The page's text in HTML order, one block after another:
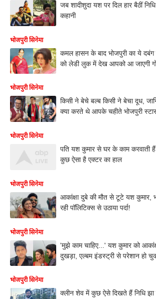
जब शादीशुदा यश पर दिल हार बैठीं
कहानी
भोजपुरी सिनेमा
कमल हासन के बाद भोजपुरी का ये दबंग
को लेडी लुक में देख आपको आ जाएगी
भोजपुरी सिनेमा
किसी ने बेचे बल्ब किसी ने बेचा दूध,
क्या करते थे आपके चहीते भोजपुरी
भोजपुरी सिनेमा
पति यश कुमार से घर के काम करवाती हैं
कुछ ऐसा है एक्टर का हाल
भोजपुरी सिनेमा
आकांक्षा दुबे की मौत से टूटे यश कुमार,
रही पॉलिटिक्स से उठाया पर्दा!
भोजपुरी सिनेमा
'मुझे काम चाहिए...' यश कुमार को
दुखड़ा, एल्बम इंडस्ट्री से परेशान हो
भोजपुरी सिनेमा
क्लीन शेव में कुछ ऐसे दिखते हैं निधि